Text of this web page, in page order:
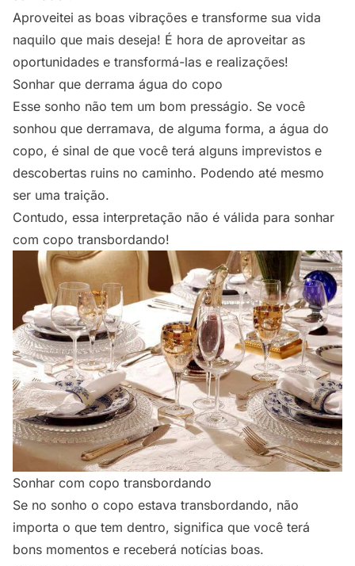
Aproveitei as boas vibrações e transforme sua vida
naquilo que mais deseja! É hora de aproveitar as
oportunidades e transformá-las e realizações!
Sonhar que derrama água do copo
Esse sonho não tem um bom presságio. Se você
sonhou que derramava, de alguma forma, a água do
copo, é sinal de que você terá alguns imprevistos e
descobertas ruins no caminho. Podendo até mesmo
ser uma traição.
Contudo, essa interpretação não é válida para sonhar
com copo transbordando!
Sonhar com copo transbordando
Se no sonho o copo estava transbordando, não
importa o que tem dentro, significa que você terá
bons momentos e receberá notícias boas.